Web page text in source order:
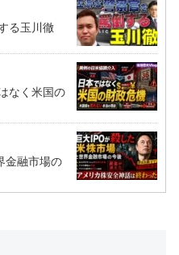
る玉川徹
なく米国の
金融市場の